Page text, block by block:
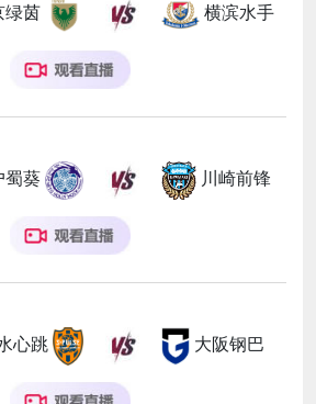
绿茵 横滨水手
蜀葵 川崎前锋
心跳 大阪钢巴